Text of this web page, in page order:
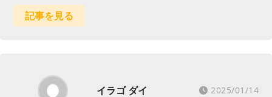
記事を見る
イラゴ ダイ 2025/01/14